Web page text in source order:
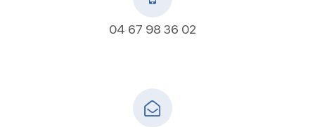
04 67 98 36 02